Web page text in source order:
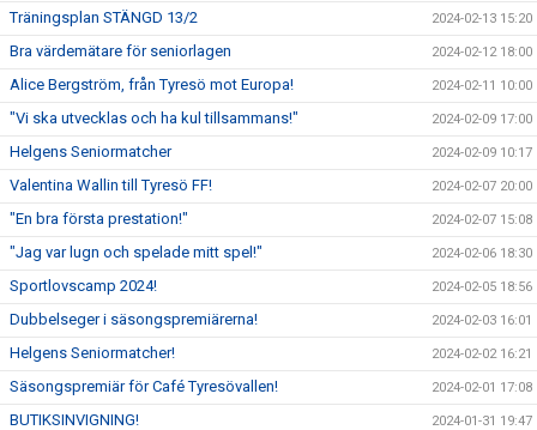
Träningsplan STÄNGD 13/2 2024-02-13 15:20
Bra värdemätare för seniorlagen 2024-02-12 18:00
Alice Bergström, från Tyresö mot Europa! 2024-02-11 10:00
"Vi ska utvecklas och ha kul tillsammans!" 2024-02-09 17:00
Helgens Seniormatcher 2024-02-09 10:17
Valentina Wallin till Tyresö FF! 2024-02-07 20:00
"En bra första prestation!" 2024-02-07 15:08
"Jag var lugn och spelade mitt spel!" 2024-02-06 18:30
Sportlovscamp 2024! 2024-02-05 18:56
Dubbelseger i säsongspremiärerna! 2024-02-03 16:01
Helgens Seniormatcher! 2024-02-02 16:21
Säsongspremiär för Café Tyresövallen! 2024-02-01 17:08
BUTIKSINVIGNING! 2024-01-31 19:47